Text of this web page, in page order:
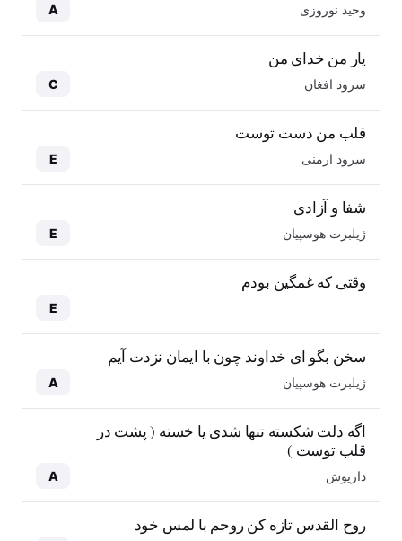
وحید نوروزی A
یار من خدای من
سرود افغان C
قلب من دست توست
سرود ارمنی E
شفا و آزادی
ژیلبرت هوسپیان E
وقتی که غمگین بودم
E
سخن بگو ای خداوند چون با ایمان نزدت آیم
ژیلبرت هوسپیان A
اگه دلت شکسته تنها شدی یا خسته ( پشت در
قلب توست )
داریوش A
روح القدس تازه کن روحم با لمس خود